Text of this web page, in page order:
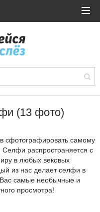
(13 фото)
сфотографировать самому
Селфи распространяется с
в любых вековых
из нас делает селфи в
самые необычные и
просмотра!